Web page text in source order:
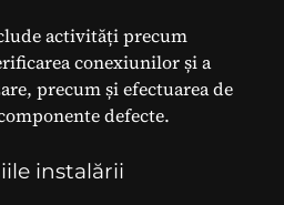
activități precum
conexiunilor și a
precum și efectuarea de
defecte.
instalării